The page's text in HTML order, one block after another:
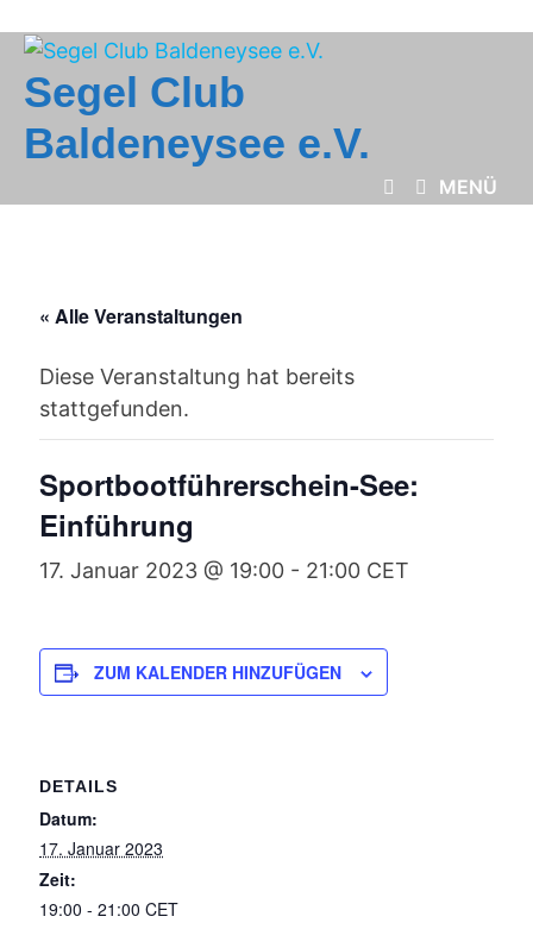
Inhalt
springen
Segel Club
Baldeneysee e.V.
MENÜ
« Alle Veranstaltungen
Diese Veranstaltung hat bereits
stattgefunden.
Sportbootführerschein-See:
Einführung
17. Januar 2023 @ 19:00 - 21:00 CET
ZUM KALENDER HINZUFÜGEN
DETAILS
Datum:
17. Januar 2023
Zeit:
19:00 - 21:00CET